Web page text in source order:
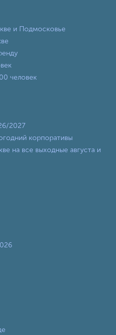
и Подмосковье
человек
2027
корпоративы
на все выходные августа и